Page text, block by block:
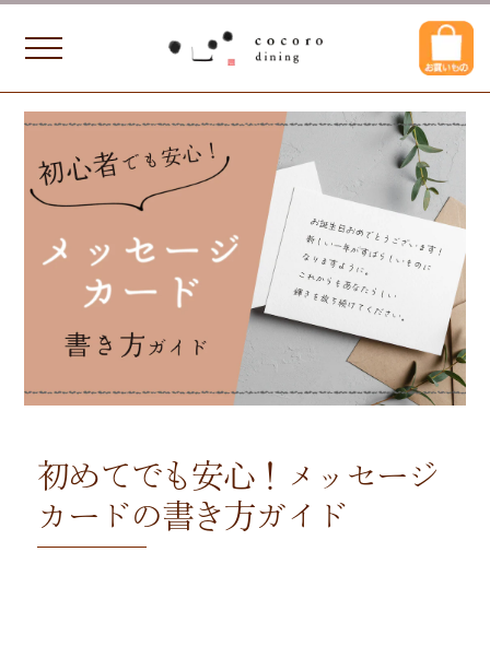
初めてでも安心！メッセージ
カードの書き方ガイド